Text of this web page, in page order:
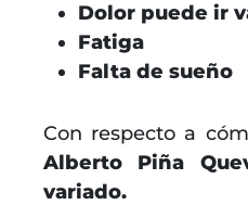
Dolor puede ir
Fatiga
Falta de sueño
Con respecto a
Alberto Piña
variado.